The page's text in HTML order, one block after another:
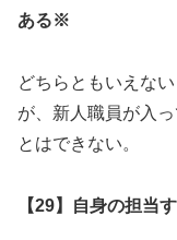
ある※
どちらともい
が、新人職員が入
とはできない。
【29】自身の担当